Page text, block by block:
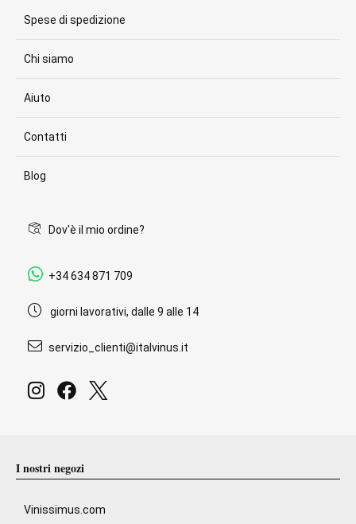
Spese di spedizione
Chi siamo
Aiuto
Contatti
Blog
Dov'è il mio ordine?
+34 634 871 709
giorni lavorativi, dalle 9 alle 14
servizio_clienti@italvinus.it
I nostri negozi
Vinissimus.com